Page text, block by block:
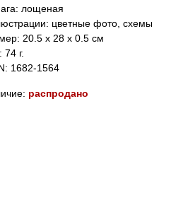
лощеная
цветные фото, схемы
20.5 x 28 x 0.5 см
74 г.
1682-1564
распродано